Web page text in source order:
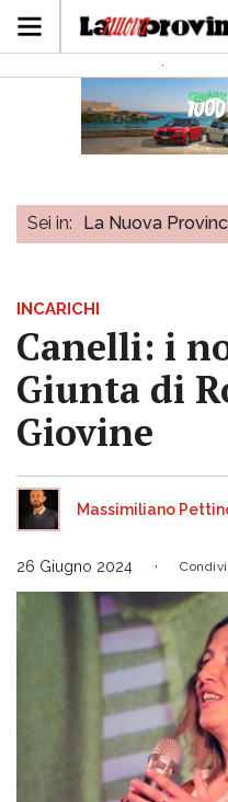
Sei in: La Nuova
INCARICHI
Canelli: i
Giunta di
Giovine
Massimiliano
26 Giugno 2024